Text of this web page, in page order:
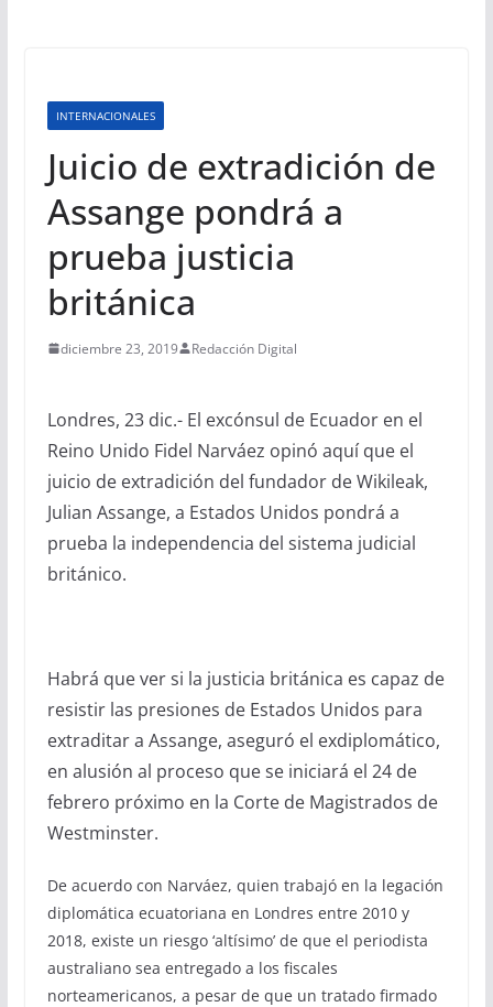
INTERNACIONALES
Juicio de extradición de
Assange pondrá a
prueba justicia
británica
diciembre 23, 2019 Redacción Digital
Londres, 23 dic.- El excónsul de Ecuador en el
Reino Unido Fidel Narváez opinó aquí que el
juicio de extradición del fundador de Wikileak,
Julian Assange, a Estados Unidos pondrá a
prueba la independencia del sistema judicial
británico.
Habrá que ver si la justicia británica es capaz de
resistir las presiones de Estados Unidos para
extraditar a Assange, aseguró el exdiplomático,
en alusión al proceso que se iniciará el 24 de
febrero próximo en la Corte de Magistrados de
Westminster.
De acuerdo con Narváez, quien trabajó en la legación
diplomática ecuatoriana en Londres entre 2010 y
2018, existe un riesgo ‘altísimo’ de que el periodista
australiano sea entregado a los fiscales
norteamericanos, a pesar de que un tratado firmado